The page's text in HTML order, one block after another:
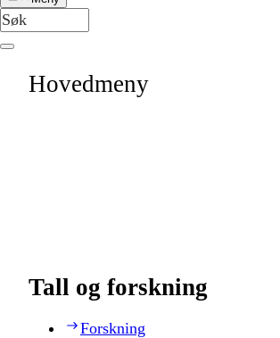
Hovedmeny
Tall og forskning
Forskning